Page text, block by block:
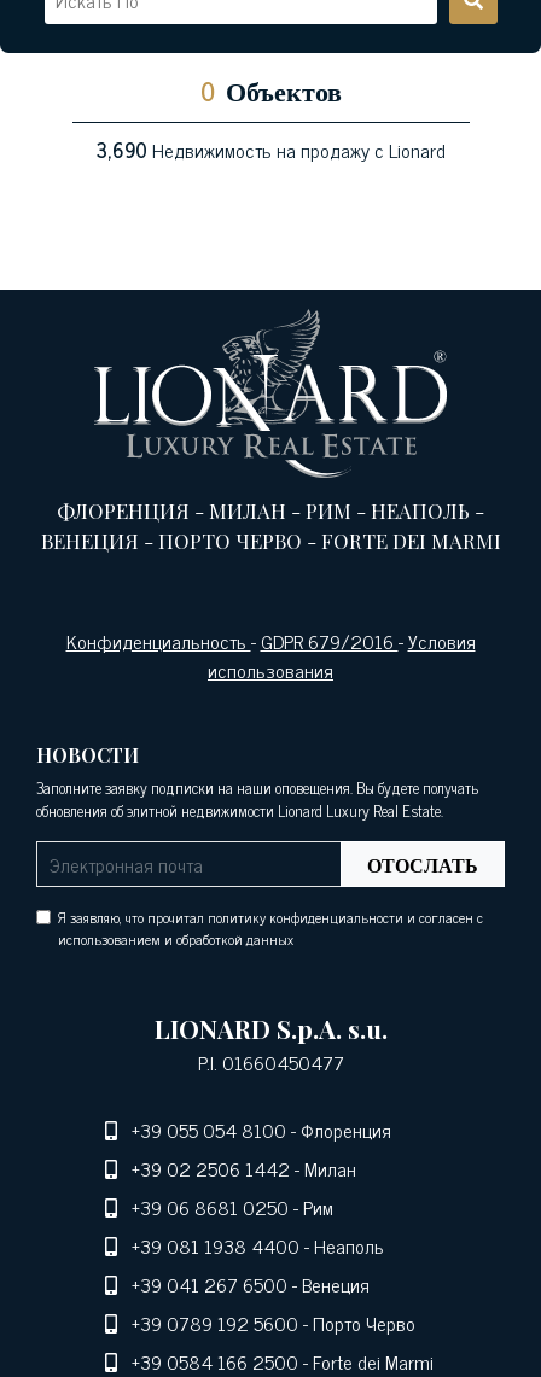
0 Объектов
3,690Недвижимость на продажу с Lionard
ФЛОРЕНЦИЯ -МИЛАН -РИМ -НЕАПОЛЬ -
ВЕНЕЦИЯ -ПОРТО ЧЕРВО -FORTE DEI MARMI
Конфиденциальность-GDPR 679/2016-Условия
использования
НОВОСТИ
Заполните заявку подписки на наши оповещения. Вы будете получать
обновления об элитной недвижимости Lionard Luxury Real Estate.
ОТОСЛАТЬ
Я заявляю, что прочитал политику конфиденциальности и согласен с
использованием и обработкой данных
LIONARD S.p.A. s.u.
P.I. 01660450477
+39 055 054 8100- Флоренция
+39 02 2506 1442- Милан
+39 06 8681 0250- Рим
+39 081 1938 4400- Неаполь
+39 041 267 6500- Венеция
+39 0789 192 5600- Порто Черво
+39 0584 166 2500- Forte dei Marmi